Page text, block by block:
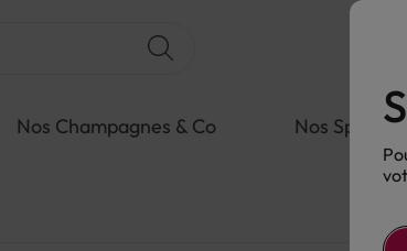
Nos Champagnes & Co Nos